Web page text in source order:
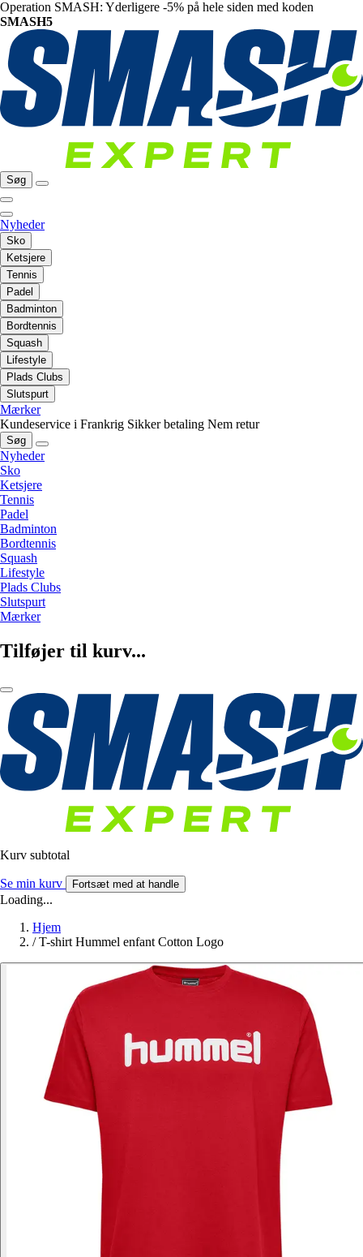
Operation SMASH: Yderligere -5% på hele siden med koden
SMASH5
Søg
Nyheder
Sko
Ketsjere
Tennis
Padel
Badminton
Bordtennis
Squash
Lifestyle
Plads Clubs
Slutspurt
Mærker
Kundeservice i Frankrig Sikker betaling Nem retur
Søg
Nyheder
Sko
Ketsjere
Tennis
Padel
Badminton
Bordtennis
Squash
Lifestyle
Plads Clubs
Slutspurt
Mærker
Tilføjer til kurv...
Kurv subtotal
Se min kurv Fortsæt med at handle
Loading...
Hjem
/ T-shirt Hummel enfant Cotton Logo